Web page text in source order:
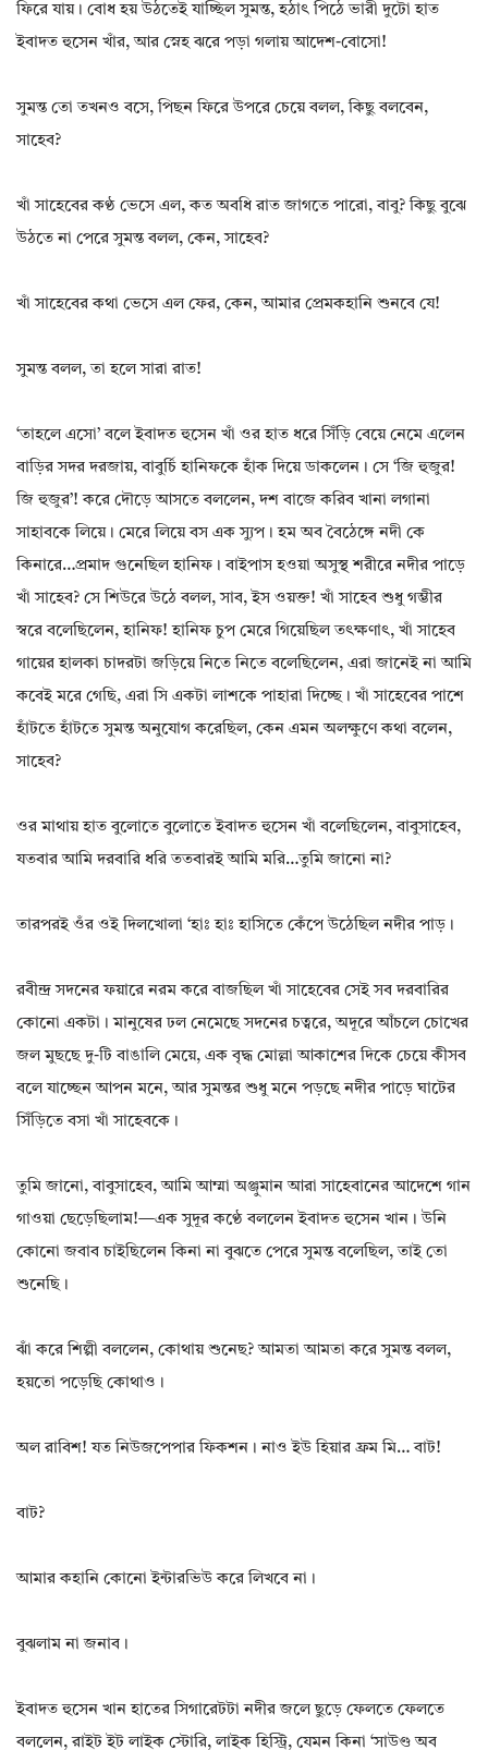
ফিরে যায়। বোধ হয় উঠতেই যাচ্ছিল সুমন্ত, হঠাৎ পিঠে ভারী দুটো হাত
ইবাদত হুসেন খাঁর, আর স্নেহ ঝরে পড়া গলায় আদেশ-বোসো!
সুমন্ত তো তখনও বসে, পিছন ফিরে উপরে চেয়ে বলল, কিছু বলবেন,
সাহেব?
খাঁ সাহেবের কণ্ঠ ভেসে এল, কত অবধি রাত জাগতে পারো, বাবু? কিছু বুঝে
উঠতে না পেরে সুমন্ত বলল, কেন, সাহেব?
খাঁ সাহেবের কথা ভেসে এল ফের, কেন, আমার প্রেমকহানি শুনবে যে!
সুমন্ত বলল, তা হলে সারা রাত!
‘তাহলে এসো’ বলে ইবাদত হুসেন খাঁ ওর হাত ধরে সিঁড়ি বেয়ে নেমে এলেন
বাড়ির সদর দরজায়, বাবুর্চি হানিফকে হাঁক দিয়ে ডাকলেন। সে ‘জি হুজুর!
জি হুজুর’! করে দৌড়ে আসতে বললেন, দশ বাজে করিব খানা লগানা
সাহাবকে লিয়ে। মেরে লিয়ে বস এক স্যুপ। হম অব বৈঠেঙ্গে নদী কে
কিনারে…প্রমাদ গুনেছিল হানিফ। বাইপাস হওয়া অসুস্থ শরীরে নদীর পাড়ে
খাঁ সাহেব? সে শিউরে উঠে বলল, সাব, ইস ওয়ক্ত! খাঁ সাহেব শুধু গম্ভীর
স্বরে বলেছিলেন, হানিফ! হানিফ চুপ মেরে গিয়েছিল তৎক্ষণাৎ, খাঁ সাহেব
গায়ের হালকা চাদরটা জড়িয়ে নিতে নিতে বলেছিলেন, এরা জানেই না আমি
কবেই মরে গেছি, এরা সি একটা লাশকে পাহারা দিচ্ছে। খাঁ সাহেবের পাশে
হাঁটতে হাঁটতে সুমন্ত অনুযোগ করেছিল, কেন এমন অলক্ষুণে কথা বলেন,
সাহেব?
ওর মাথায় হাত বুলোতে বুলোতে ইবাদত হুসেন খাঁ বলেছিলেন, বাবুসাহেব,
যতবার আমি দরবারি ধরি ততবারই আমি মরি…তুমি জানো না?
তারপরই ওঁর ওই দিলখোলা ‘হাঃ হাঃ হাসিতে কেঁপে উঠেছিল নদীর পাড়।
রবীন্দ্র সদনের ফয়ারে নরম করে বাজছিল খাঁ সাহেবের সেই সব দরবারির
কোনো একটা। মানুষের ঢল নেমেছে সদনের চত্বরে, অদূরে আঁচলে চোখের
জল মুছছে দু-টি বাঙালি মেয়ে, এক বৃদ্ধ মোল্লা আকাশের দিকে চেয়ে কীসব
বলে যাচ্ছেন আপন মনে, আর সুমন্তর শুধু মনে পড়ছে নদীর পাড়ে ঘাটের
সিঁড়িতে বসা খাঁ সাহেবকে।
তুমি জানো, বাবুসাহেব, আমি আম্মা অঞ্জুমান আরা সাহেবানের আদেশে গান
গাওয়া ছেড়েছিলাম!—এক সুদূর কণ্ঠে বললেন ইবাদত হুসেন খান। উনি
কোনো জবাব চাইছিলেন কিনা না বুঝতে পেরে সুমন্ত বলেছিল, তাই তো
শুনেছি।
ঝাঁ করে শিল্পী বললেন, কোথায় শুনেছ? আমতা আমতা করে সুমন্ত বলল,
হয়তো পড়েছি কোথাও।
অল রাবিশ! যত নিউজপেপার ফিকশন। নাও ইউ হিয়ার ফ্রম মি… বাট!
বাট?
আমার কহানি কোনো ইন্টারভিউ করে লিখবে না।
বুঝলাম না জনাব।
ইবাদত হুসেন খান হাতের সিগারেটটা নদীর জলে ছুড়ে ফেলতে ফেলতে
বললেন, রাইট ইট লাইক স্টোরি, লাইক হিস্ট্রি, যেমন কিনা ‘সাউণ্ড অব